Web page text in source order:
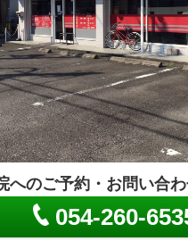
へのご予約・お問い合
054-260-